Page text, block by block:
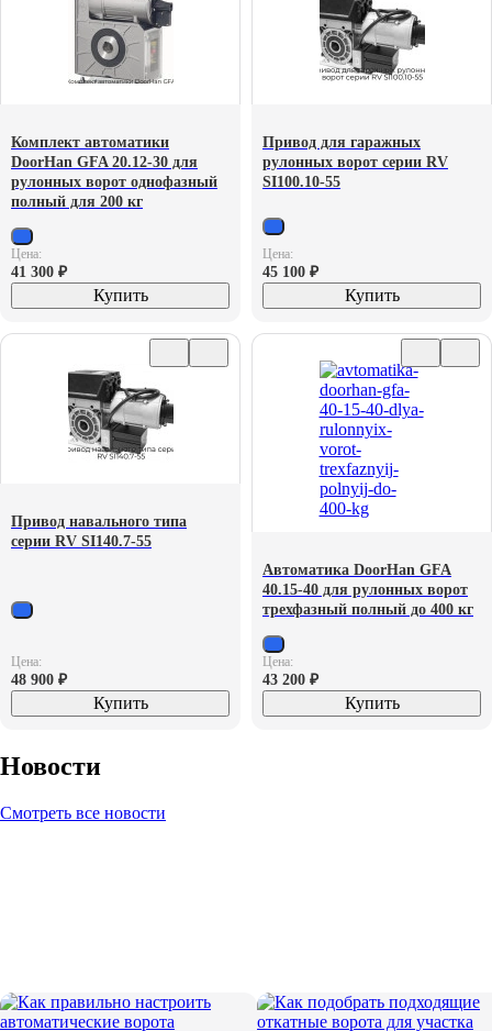
Комплект автоматики
DoorHan GFA 20.12-30 для
рулонных ворот однофазный
полный для 200 кг
Цена:
41 300 ₽
Купить
Привод для гаражных
рулонных ворот серии RV
SI100.10-55
Цена:
45 100 ₽
Купить
Привод навального типа
серии RV SI140.7-55
Цена:
48 900 ₽
Купить
Автоматика DoorHan GFA
40.15-40 для рулонных ворот
трехфазный полный до 400 кг
Цена:
43 200 ₽
Купить
Новости
Смотреть все новости